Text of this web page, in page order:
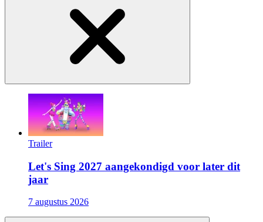
Trailer
Let's Sing 2027 aangekondigd voor later dit
jaar
7 augustus 2026